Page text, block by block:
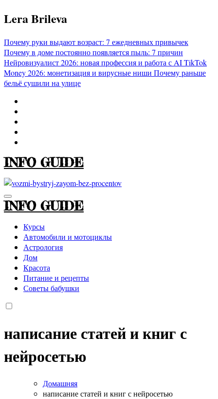
Перейти
к
Lera Brileva
Почему руки выдают возраст: 7 ежедневных привычек
Почему в доме постоянно появляется пыль: 7 причин
Нейровизуалист 2026: новая профессия и работа с AITikTok
Money 2026: монетизация и вирусные ниши Почему раньше
бельё сушили на улице
INFO GUIDE
INFO GUIDE
Курсы
Автомобили и мотоциклы
Астрология
Дом
Красота
Питание и рецепты
Советы бабушки
написание статей и книг с
нейросетью
Домашняя
написание статей и книг с нейросетью